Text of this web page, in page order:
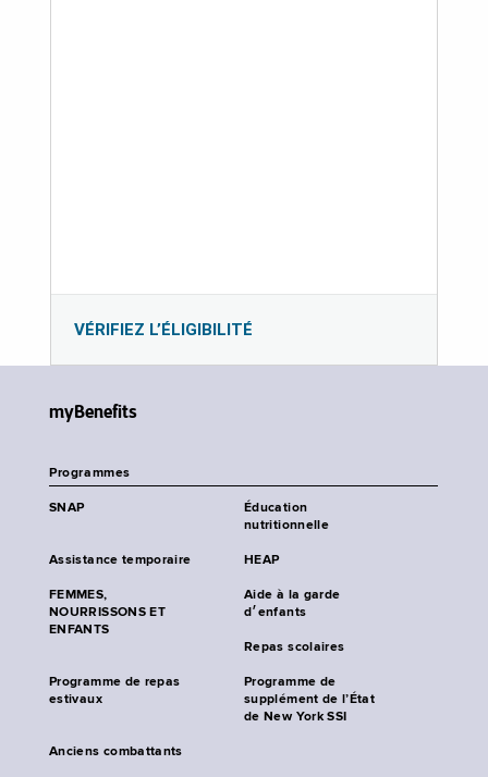
VÉRIFIEZ L’ÉLIGIBILITÉ
myBenefits
Programmes
SNAP
Éducation
nutritionnelle
Assistance temporaire HEAP
FEMMES,
NOURRISSONS ET
ENFANTS
Aide à la garde
d׳enfants
Repas scolaires
Programme de repas
estivaux
Programme de
supplément de l’État
de New York SSI
Anciens combattants